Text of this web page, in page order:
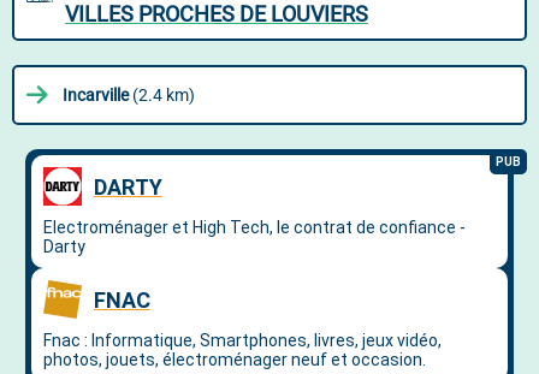
VILLES PROCHES DE LOUVIERS
Incarville(2.4 km)